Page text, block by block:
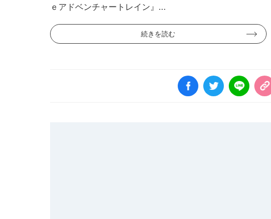
ｅアドベンチャートレイン』...
続きを読む